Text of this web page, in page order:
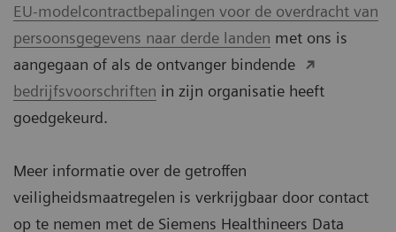
EU-modelcontractbepalingen voor de overdracht van
persoonsgegevens naar derde landen met ons is
aangegaan of als de ontvanger bindende
bedrijfsvoorschriften in zijn organisatie heeft
goedgekeurd.
Meer informatie over de getroffen
veiligheidsmaatregelen is verkrijgbaar door contact
op te nemen met de Siemens Healthineers Data